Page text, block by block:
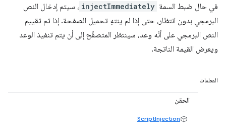
في حال ضبط السمة injectImmediately ، سيتم إدخال النص
البرمجي بدون انتظار، حتى إذا لم ينتهِ تحميل الصفحة. إذا تم تقييم
النص البرمجي على أنّه وعد، سينتظر المتصفّح إلى أن يتم تنفيذ الوعد
ويعرض القيمة الناتجة.
المعلمات
الحقن
ScriptInjection